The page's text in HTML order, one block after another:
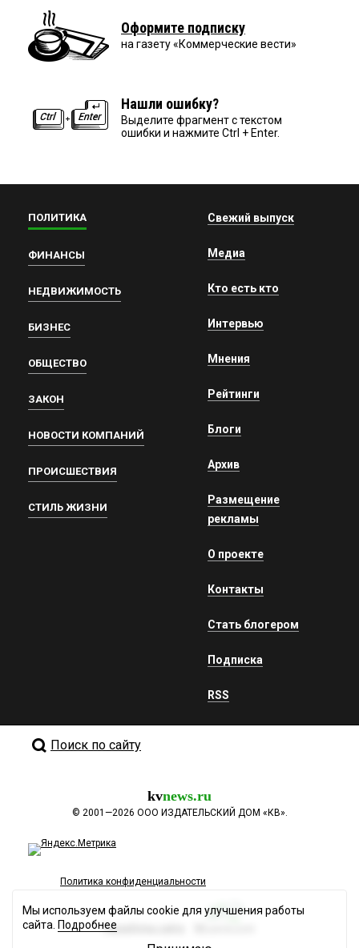
Оформите подписку
на газету «Коммерческие вести»
Нашли ошибку?
Выделите фрагмент с текстом
ошибки и нажмите Ctrl + Enter.
ПОЛИТИКА
ФИНАНСЫ
НЕДВИЖИМОСТЬ
БИЗНЕС
ОБЩЕСТВО
ЗАКОН
НОВОСТИ КОМПАНИЙ
ПРОИСШЕСТВИЯ
СТИЛЬ ЖИЗНИ
Свежий выпуск
Медиа
Кто есть кто
Интервью
Мнения
Рейтинги
Блоги
Архив
Размещение
рекламы
О проекте
Контакты
Стать блогером
Подписка
RSS
Поиск по сайту
kvnews.ru
© 2001—2026 ООО ИЗДАТЕЛЬСКИЙ ДОМ «КВ».
Политика конфиденциальности
Разработка сайта
Мы используем файлы cookie для улучшения работы
сайта. Подробнее